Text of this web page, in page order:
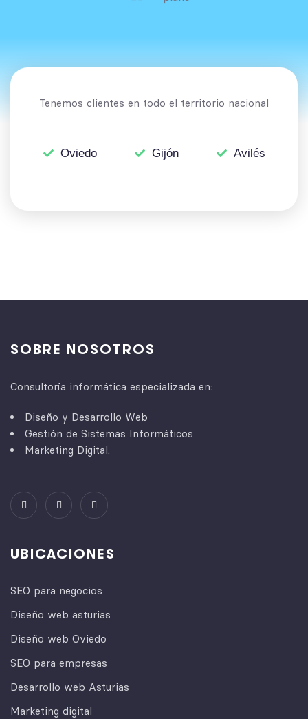
Tenemos clientes en todo el territorio nacional
Oviedo Gijón Avilés
SOBRE NOSOTROS
Consultoría informática especializada en:
Diseño y Desarrollo Web
Gestión de Sistemas Informáticos
Marketing Digital.
UBICACIONES
SEO para negocios
Diseño web asturias
Diseño web Oviedo
SEO para empresas
Desarrollo web Asturias
Marketing digital